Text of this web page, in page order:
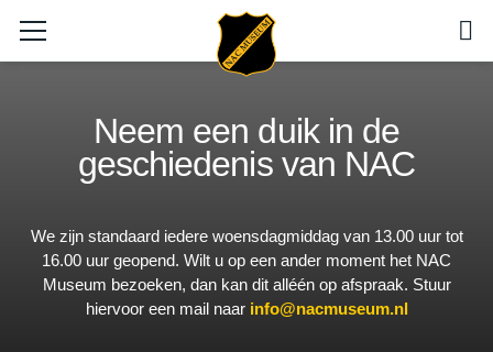
Neem een duik in de
geschiedenis van NAC
We zijn standaard iedere woensdagmiddag van 13.00 uur tot
16.00 uur geopend. Wilt u op een ander moment het NAC
Museum bezoeken, dan kan dit alléén op afspraak. Stuur
hiervoor een mail naar info@nacmuseum.nl